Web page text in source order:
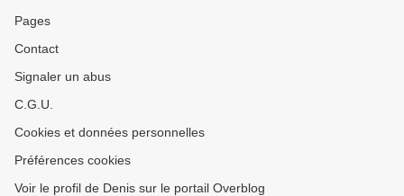
Pages
Contact
Signaler un abus
C.G.U.
Cookies et données personnelles
Préférences cookies
Voir le profil de Denis sur le portail Overblog